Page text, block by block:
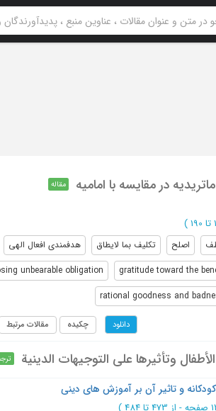
در مقایسه با امامیه مقاله
)
اصلح تکلیف بما لایطاق هدفمندی افعال الهی
gratitude toward the
unbearable obligation
rational goodness and
دانلود چکیده مقالات مرتبط
وتأثيرها على التوجيهات الدينية
و تاثیر آن بر آموزش های دینی
از 473 تا 484 )